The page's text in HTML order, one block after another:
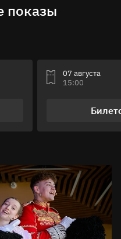
показы
07 августа
15:00